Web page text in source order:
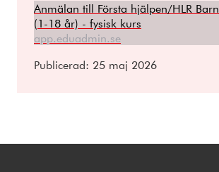
Anmälan till Första hjälpen/HLR Barn
(1-18 år) - fysisk kurs
app.eduadmin.se
Publicerad: 25 maj 2026